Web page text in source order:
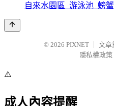
自來水園區_游泳池_螃蟹
© 2026 PIXNET
文章
隱私權政策
⚠️
成人內容提醒